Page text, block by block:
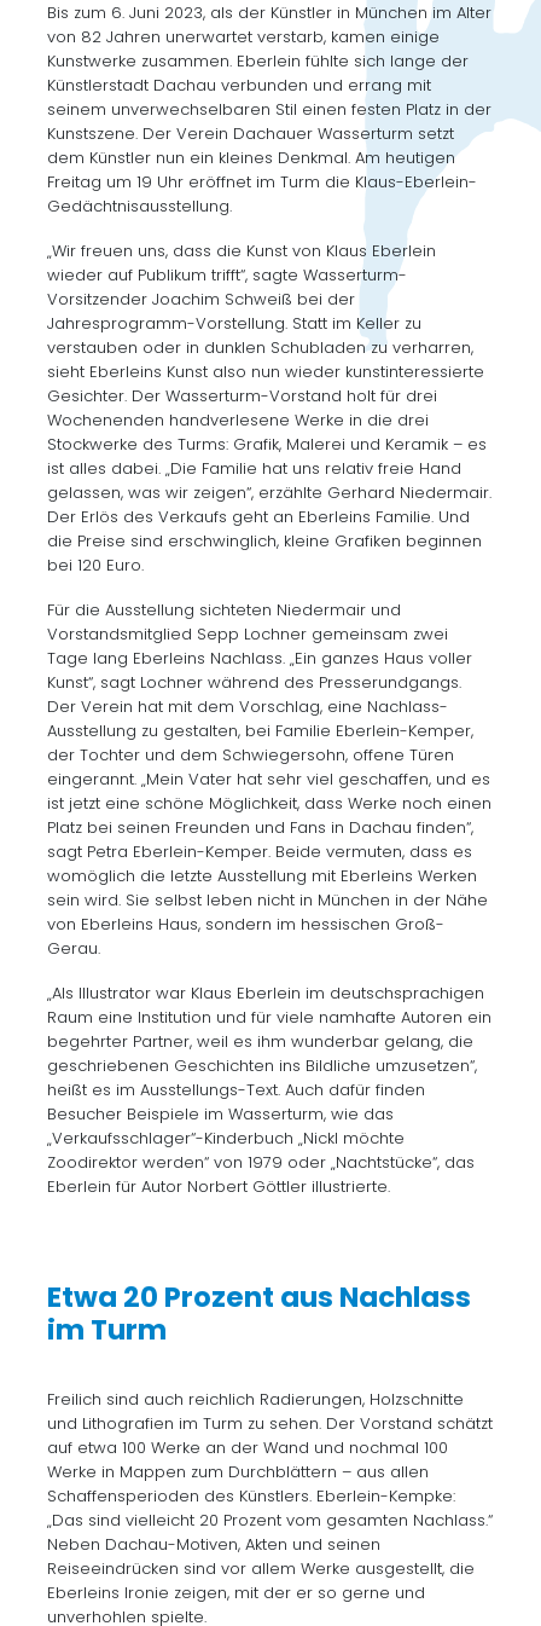
Bis zum 6. Juni 2023, als der Künstler in München im Alter
von 82 Jahren unerwartet verstarb, kamen einige
Kunstwerke zusammen. Eberlein fühlte sich lange der
Künstlerstadt Dachau verbunden und errang mit
seinem unverwechselbaren Stil einen festen Platz in der
Kunstszene. Der Verein Dachauer Wasserturm setzt
dem Künstler nun ein kleines Denkmal. Am heutigen
Freitag um 19 Uhr eröffnet im Turm die Klaus-Eberlein-
Gedächtnisausstellung.
„Wir freuen uns, dass die Kunst von Klaus Eberlein
wieder auf Publikum trifft“, sagte Wasserturm-
Vorsitzender Joachim Schweiß bei der
Jahresprogramm-Vorstellung. Statt im Keller zu
verstauben oder in dunklen Schubladen zu verharren,
sieht Eberleins Kunst also nun wieder kunstinteressierte
Gesichter. Der Wasserturm-Vorstand holt für drei
Wochenenden handverlesene Werke in die drei
Stockwerke des Turms: Grafik, Malerei und Keramik – es
ist alles dabei. „Die Familie hat uns relativ freie Hand
gelassen, was wir zeigen“, erzählte Gerhard Niedermair.
Der Erlös des Verkaufs geht an Eberleins Familie. Und
die Preise sind erschwinglich, kleine Grafiken beginnen
bei 120 Euro.
Für die Ausstellung sichteten Niedermair und
Vorstandsmitglied Sepp Lochner gemeinsam zwei
Tage lang Eberleins Nachlass. „Ein ganzes Haus voller
Kunst“, sagt Lochner während des Presserundgangs.
Der Verein hat mit dem Vorschlag, eine Nachlass-
Ausstellung zu gestalten, bei Familie Eberlein-Kemper,
der Tochter und dem Schwiegersohn, offene Türen
eingerannt. „Mein Vater hat sehr viel geschaffen, und es
ist jetzt eine schöne Möglichkeit, dass Werke noch einen
Platz bei seinen Freunden und Fans in Dachau finden“,
sagt Petra Eberlein-Kemper. Beide vermuten, dass es
womöglich die letzte Ausstellung mit Eberleins Werken
sein wird. Sie selbst leben nicht in München in der Nähe
von Eberleins Haus, sondern im hessischen Groß-
Gerau.
„Als Illustrator war Klaus Eberlein im deutschsprachigen
Raum eine Institution und für viele namhafte Autoren ein
begehrter Partner, weil es ihm wunderbar gelang, die
geschriebenen Geschichten ins Bildliche umzusetzen“,
heißt es im Ausstellungs-Text. Auch dafür finden
Besucher Beispiele im Wasserturm, wie das
„Verkaufsschlager“-Kinderbuch „Nickl möchte
Zoodirektor werden“ von 1979 oder „Nachtstücke“, das
Eberlein für Autor Norbert Göttler illustrierte.
Etwa 20 Prozent aus Nachlass
im Turm
Freilich sind auch reichlich Radierungen, Holzschnitte
und Lithografien im Turm zu sehen. Der Vorstand schätzt
auf etwa 100 Werke an der Wand und nochmal 100
Werke in Mappen zum Durchblättern – aus allen
Schaffensperioden des Künstlers. Eberlein-Kempke:
„Das sind vielleicht 20 Prozent vom gesamten Nachlass.“
Neben Dachau-Motiven, Akten und seinen
Reiseeindrücken sind vor allem Werke ausgestellt, die
Eberleins Ironie zeigen, mit der er so gerne und
unverhohlen spielte.